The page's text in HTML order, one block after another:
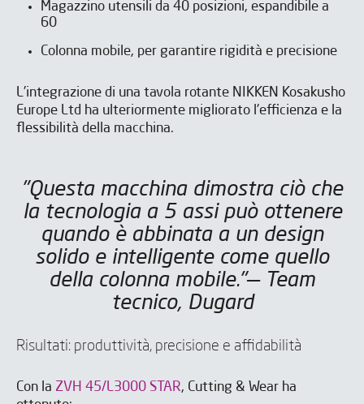
Magazzino utensili da 40 posizioni, espandibile a
60
Colonna mobile, per garantire rigidità e precisione
L'integrazione di una tavola rotante NIKKEN Kosakusho
Europe Ltd ha ulteriormente migliorato l'efficienza e la
flessibilità della macchina.
"Questa macchina dimostra ciò che
la tecnologia a 5 assi può ottenere
quando è abbinata a un design
solido e intelligente come quello
della colonna mobile."— Team
tecnico, Dugard
Risultati: produttività, precisione e affidabilità
Con la ZVH 45/L3000 STAR, Cutting & Wear ha
siete interessati a migliorare
la produttività e la sicurezza
lavorazione?
Siete interessati a migliorare
la produttività e la sicurezza
lavorazione?